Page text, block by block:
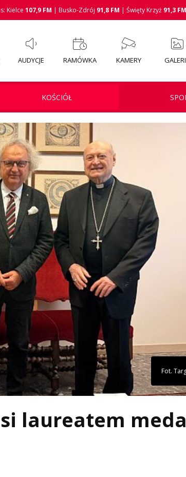
Kielce 107,9 FM | Busko-Zdrój 91,8 FM | Święty Krzyż 91,3 FM
AUDYCJE RAMÓWKA KAMERY
KOŚCIÓŁ
Fot.
laureatem